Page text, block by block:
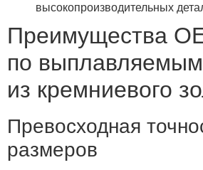
высокопроизводительных
Преимущества
по
из кремниевого
Превосходная
размеров